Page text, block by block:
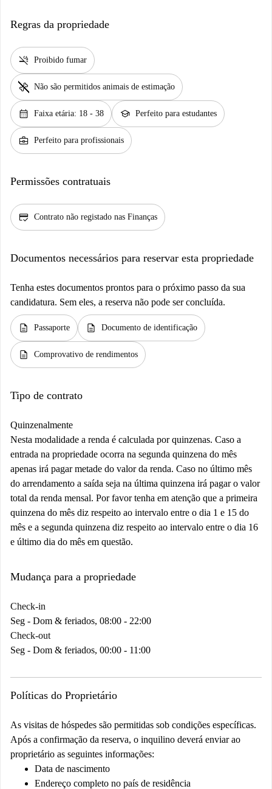
Regras da propriedade
smoke_free Proibido fumar
pet_supplies Não são permitidos animais de estimação
calendar_month Faixa etária: 18 - 38 school Perfeito para estudantes
business_center Perfeito para profissionais
Permissões contratuais
credit_score Contrato não registado nas Finanças
Documentos necessários para reservar esta propriedade
Tenha estes documentos prontos para o próximo passo da sua
candidatura. Sem eles, a reserva não pode ser concluída.
description Passaporte description Documento de identificação
description Comprovativo de rendimentos
Tipo de contrato
Quinzenalmente
Nesta modalidade a renda é calculada por quinzenas. Caso a
entrada na propriedade ocorra na segunda quinzena do mês
apenas irá pagar metade do valor da renda. Caso no último mês
do arrendamento a saída seja na última quinzena irá pagar o valor
total da renda mensal. Por favor tenha em atenção que a primeira
quinzena do mês diz respeito ao intervalo entre o dia 1 e 15 do
mês e a segunda quinzena diz respeito ao intervalo entre o dia 16
e último dia do mês em questão.
Mudança para a propriedade
Check-in
Seg - Dom & feriados, 08:00 - 22:00
Check-out
Seg - Dom & feriados, 00:00 - 11:00
Políticas do Proprietário
As visitas de hóspedes são permitidas sob condições específicas.
Após a confirmação da reserva, o inquilino deverá enviar ao
proprietário as seguintes informações:
Data de nascimento
Endereço completo no país de residência